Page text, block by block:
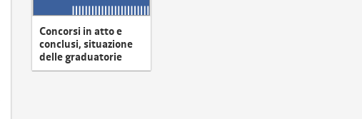
Concorsi in atto e
conclusi, situazione
delle graduatorie